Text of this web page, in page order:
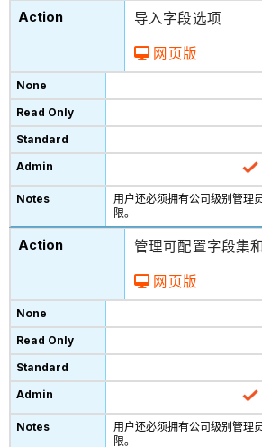
导入字段选项
网页版
用户还必须拥有公司级别管理
限。
管理可配置字段集
网页版
用户还必须拥有公司级别管理
限。